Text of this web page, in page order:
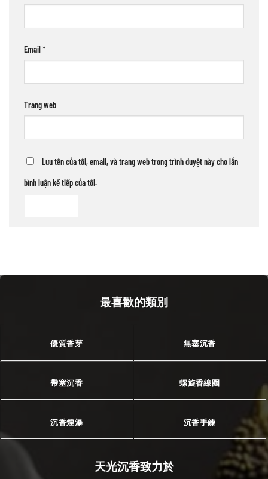
Email*
Trang web
Lưu tên của tôi, email, và trang web trong trình duyệt này cho lần
bình luận kế tiếp của tôi.
最喜歡的類別
優質香芽 無塞沉香
帶塞沉香 螺旋香線圈
沉香煙瀑 沉香手鍊
天光沉香致力於